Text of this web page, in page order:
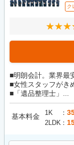
ク
■明朗会計。業界最
■女性スタッフがき
■「遺品整理士」...
基本料金 1K
2LDK